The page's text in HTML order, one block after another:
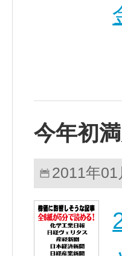
今年初満
2011年01